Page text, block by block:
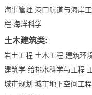
海事管理 港口航道与海岸
程 海洋科学
土木建筑类:
岩土工程 土木工程 建筑环
建筑学 给排水科学与工程
城市规划 城市地下空间工程